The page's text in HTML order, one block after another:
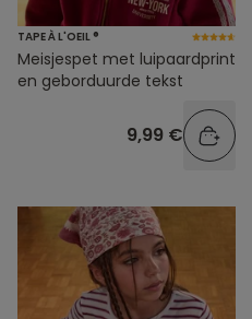
TAPE À L'OEIL ®
Meisjespet met luipaardprint
en geborduurde tekst
9,99 €